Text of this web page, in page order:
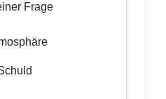
eine Freude bereiten
Frage